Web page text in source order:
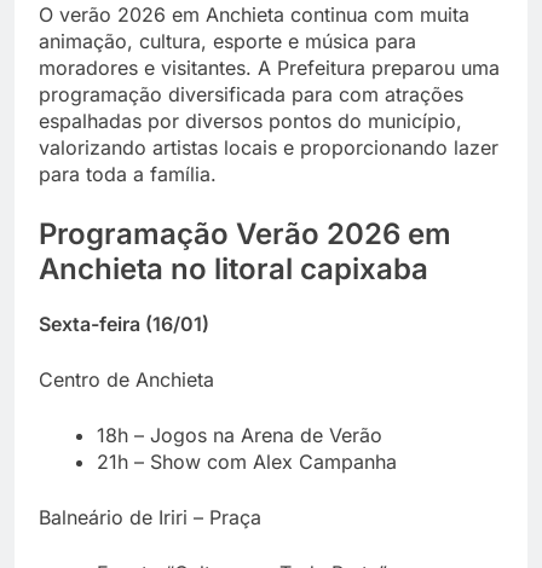
O verão 2026 em Anchieta continua com muita
animação, cultura, esporte e música para
moradores e visitantes. A Prefeitura preparou uma
programação diversificada para com atrações
espalhadas por diversos pontos do município,
valorizando artistas locais e proporcionando lazer
para toda a família.
Programação Verão 2026 em
Anchieta no litoral capixaba
Sexta-feira (16/01)
Centro de Anchieta
18h – Jogos na Arena de Verão
21h – Show com Alex Campanha
Balneário de Iriri – Praça